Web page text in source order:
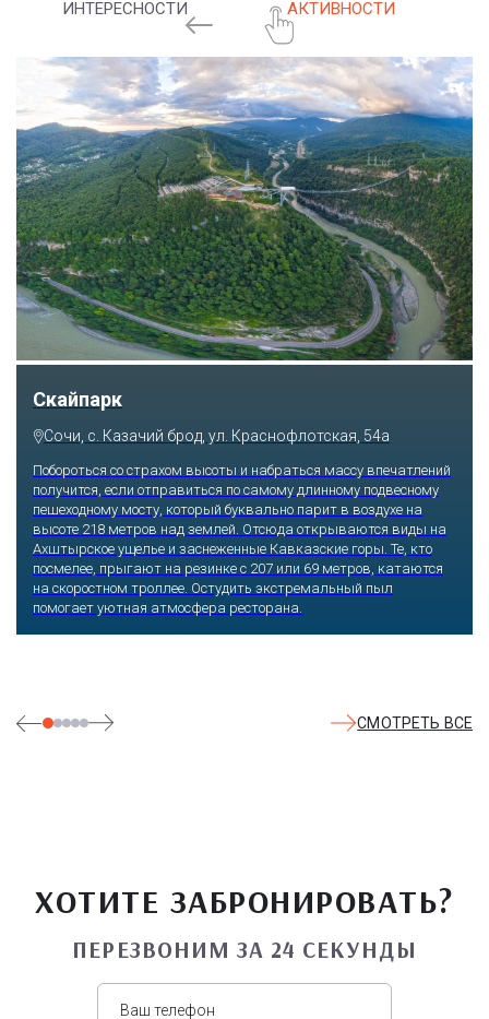
ИНТЕРЕСНОСТИ АКТИВНОСТИ
Скайпарк
Сочи, с. Казачий брод, ул. Краснофлотская, 54а
Побороться со страхом высоты и набраться массу впечатлений
получится, если отправиться по самому длинному подвесному
пешеходному мосту, который буквально парит в воздухе на
высоте 218 метров над землей. Отсюда открываются виды на
Ахштырское ущелье и заснеженные Кавказские горы. Те, кто
посмелее, прыгают на резинке с 207 или 69 метров, катаются
на скоростном троллее. Остудить экстремальный пыл
помогает уютная атмосфера ресторана.
СМОТРЕТЬ ВСЕ
ХОТИТЕ ЗАБРОНИРОВАТЬ?
ПЕРЕЗВОНИМ ЗА 24 СЕКУНДЫ